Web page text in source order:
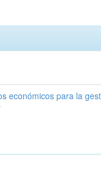
económicos para la